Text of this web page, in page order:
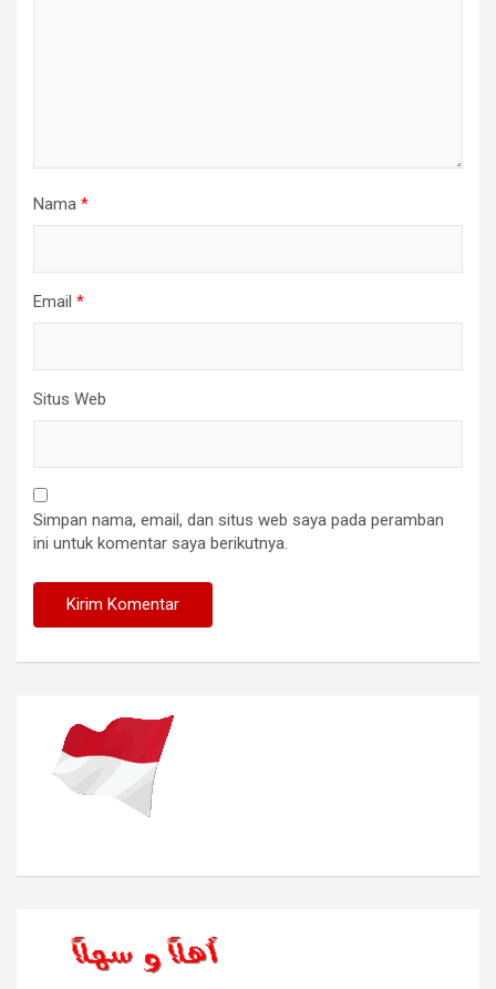
Nama *
Email *
Situs Web
Simpan nama, email, dan situs web saya pada peramban
ini untuk komentar saya berikutnya.